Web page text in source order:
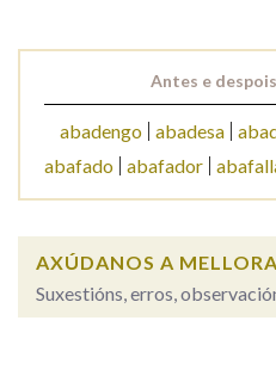
OUTRAS OPCIÓNS DE
Marcas gramaticais
Pertence a
Antes e
abadengo abadesa
abafado abafador
AXÚDANOS A
Suxestións, erros,